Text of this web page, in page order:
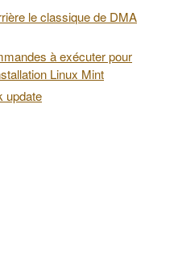
le classique de DMA
à exécuter pour
Linux Mint
update